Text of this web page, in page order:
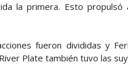
la primera. Esto
fueron divididas y
Plate también tuvo las